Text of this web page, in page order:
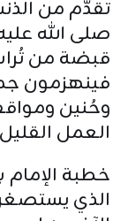
تقدّم من
صلى الله
قبضة من
فينهزمون
وحُنين
العمل القليل
خطبة الإمام
الذي